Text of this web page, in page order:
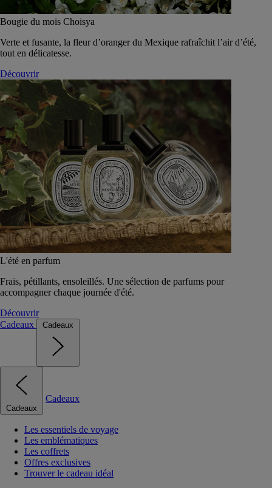
Bougie du mois Choisya
Verte et fusante, la fleur d’oranger du Mexique rafraîchit l’air d’été,
tout en délicatesse.
Découvrir
L'été en parfum
Frais, pétillants, ensoleillés. Une sélection de parfums pour
accompagner chaque journée d'été.
Découvrir
Cadeaux
Cadeaux
Cadeaux
Cadeaux
Les essentiels de voyage
Les emblématiques
Les coffrets
Offres exclusives
Trouver le cadeau idéal